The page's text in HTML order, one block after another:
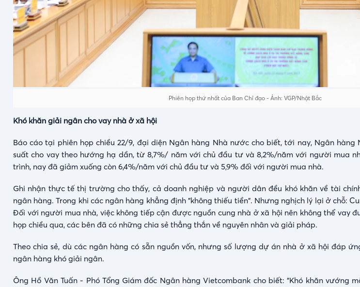
Phiên họp thứ nhất của Ban Chỉ đạo - Ảnh: VGP/Nhật Bắc
Khó khăn giải ngân cho vay nhà ở xã hội
Báo cáo tại phiên họp chiều 22/9, đại diện Ngân hàng Nhà nước cho biết, tới nay, Ngân
suất cho vay theo hướng hạ dần, từ 8,7%/ năm với chủ đầu tư và 8,2%/năm với người mua
trình, nay đã giảm xuống còn 6,4%/năm với chủ đầu tư và 5,9% đối với người mua nhà.
Ghi nhận thực tế thị trường cho thấy, cả doanh nghiệp và người dân đều khó khăn về tài
ngân hàng. Trong khi các ngân hàng khẳng định "không thiếu tiền". Nhưng nghịch lý lại ở chỗ:
Đối với người mua nhà, việc không tiếp cận được nguồn cung nhà ở xã hội nên không thể vay
họp chiều qua, các bên đã có những chia sẻ thẳng thắn về nguyên nhân và giải pháp.
Theo chia sẻ, dù các ngân hàng có sẵn nguồn vốn, nhưng số lượng dự án nhà ở xã hội đáp
ngân hàng khó giải ngân.
Ông Hồ Văn Tuấn - Phó Tổng Giám đốc Ngân hàng Vietcombank cho biết: "Khó khăn vướng